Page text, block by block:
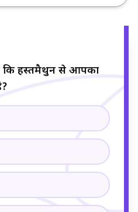
कि हस्तमैथुन से आपका